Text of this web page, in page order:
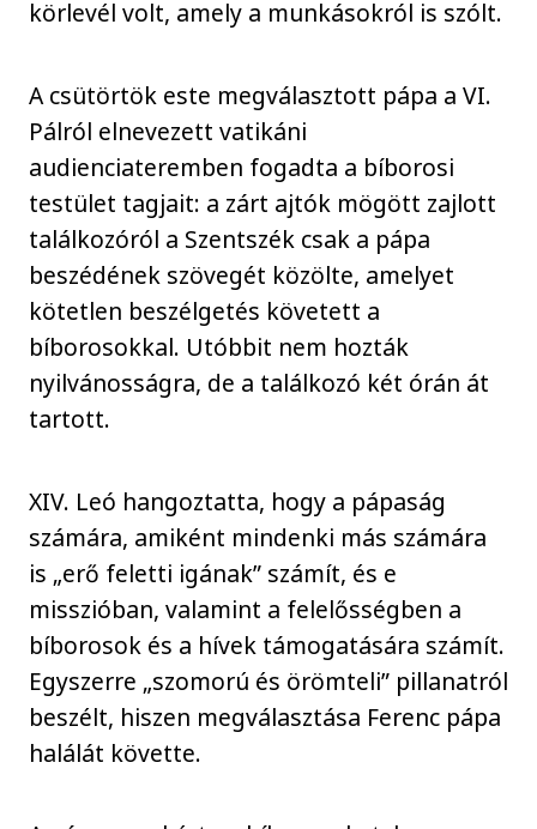
körlevél volt, amely a munkásokról is szólt.
A csütörtök este megválasztott pápa a VI.
Pálról elnevezett vatikáni
audienciateremben fogadta a bíborosi
testület tagjait: a zárt ajtók mögött zajlott
találkozóról a Szentszék csak a pápa
beszédének szövegét közölte, amelyet
kötetlen beszélgetés követett a
bíborosokkal. Utóbbit nem hozták
nyilvánosságra, de a találkozó két órán át
tartott.
XIV. Leó hangoztatta, hogy a pápaság
számára, amiként mindenki más számára
is „erő feletti igának” számít, és e
misszióban, valamint a felelősségben a
bíborosok és a hívek támogatására számít.
Egyszerre „szomorú és örömteli” pillanatról
beszélt, hiszen megválasztása Ferenc pápa
halálát követte.